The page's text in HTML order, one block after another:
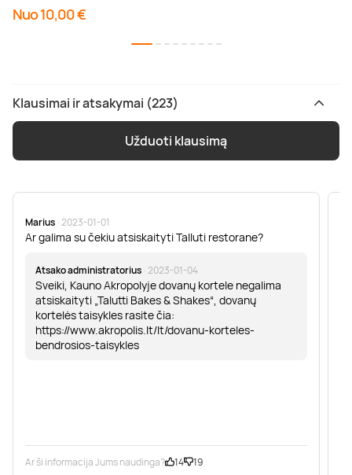
Nuo 10,00 €
Klausimai ir atsakymai (223)
Užduoti klausimą
Marius · 2023-01-01
Ar galima su čekiu atsiskaityti Talluti restorane?
Atsako administratorius · 2023-01-04
Sveiki, Kauno Akropolyje dovanų kortele negalima
atsiskaityti „Talutti Bakes & Shakes“, dovanų
kortelės taisykles rasite čia:
https://www.akropolis.lt/lt/dovanu-korteles-
bendrosios-taisykles
Ar ši informacija Jums naudinga? 14 19